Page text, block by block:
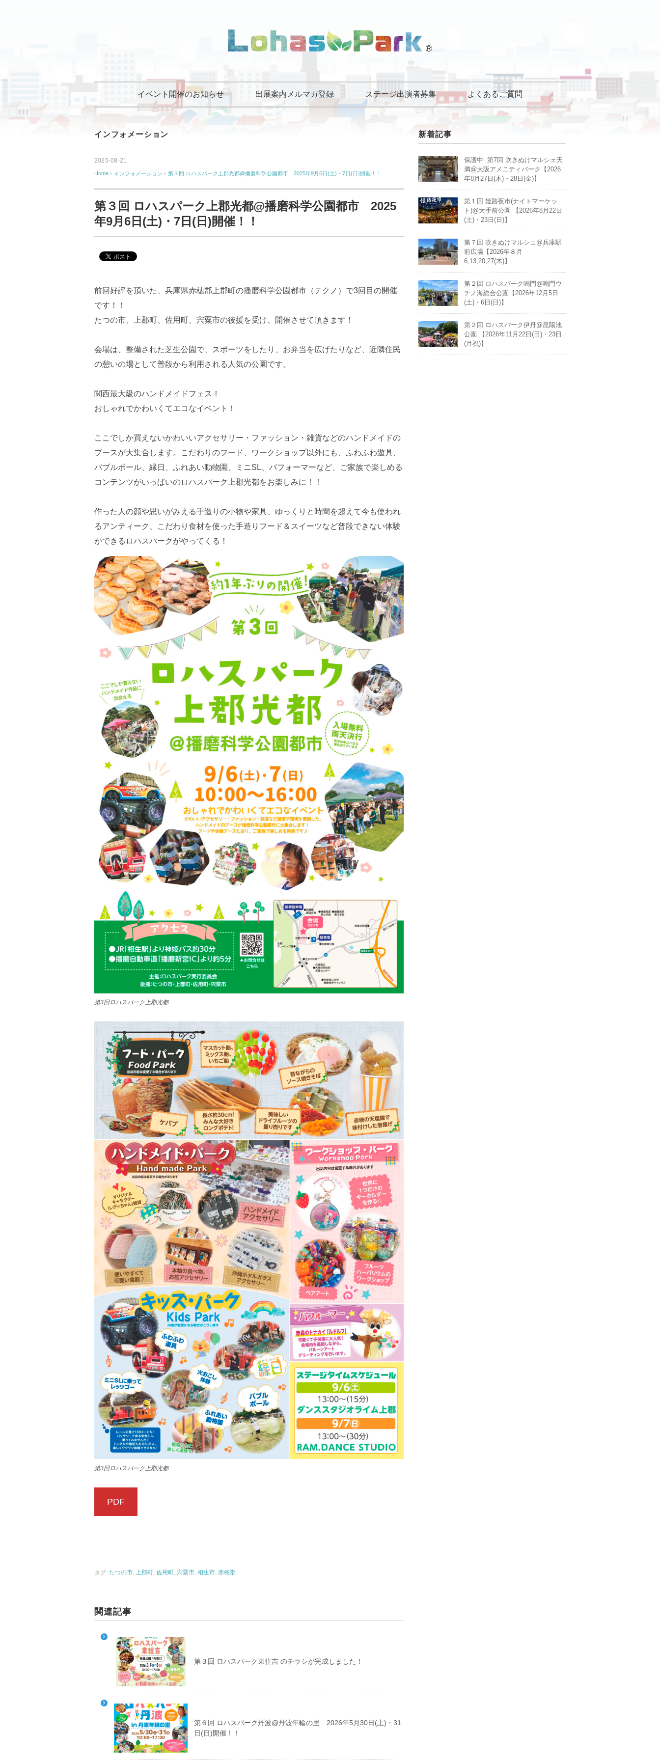
イベント開催のお知らせ 出展案内メルマガ登録 ステージ出演者募集 よくあるご質問
インフォメーション
2025-08-21
Home › インフォメーション › 第３回 ロハスパーク上郡光都@播磨科学公園都市 2025年9月6日(土)・7日(日)開催！！
第３回 ロハスパーク上郡光都@播磨科学公園都市 2025
年9月6日(土)・7日(日)開催！！
前回好評を頂いた、兵庫県赤穂郡上郡町の播磨科学公園都市（テクノ）で3回目の開催
です！！
たつの市、上郡町、佐用町、宍粟市の後援を受け、開催させて頂きます！
会場は、整備された芝生公園で、スポーツをしたり、お弁当を広げたりなど、近隣住民
の憩いの場として普段から利用される人気の公園です。
関西最大級のハンドメイドフェス！
おしゃれでかわいくてエコなイベント！
ここでしか買えないかわいいアクセサリー・ファッション・雑貨などのハンドメイドの
ブースが大集合します。こだわりのフード、ワークショップ以外にも、ふわふわ遊具、
バブルボール、縁日、ふれあい動物園、ミニSL、パフォーマーなど、ご家族で楽しめる
コンテンツがいっぱいのロハスパーク上郡光都をお楽しみに！！
作った人の顔や思いがみえる手造りの小物や家具、ゆっくりと時間を超えて今も使われ
るアンティーク、こだわり食材を使った手造りフード＆スイーツなど普段できない体験
ができるロハスパークがやってくる！
第3回ロハスパーク上郡光都
第3回ロハスパーク上郡光都
PDF
タグ: たつの市, 上郡町, 佐用町, 宍粟市, 相生市, 赤穂郡
関連記事
第３回 ロハスパーク東住吉 のチラシが完成しました！
第６回 ロハスパーク丹波@丹波年輪の里 2026年5月30日(土)・31
日(日)開催！！
新着記事
保護中: 第7回 吹きぬけマルシェ天
満@大阪アメニティパーク【2026
年8月27日(木)・28日(金)】
第１回 姫路夜市(ナイトマーケッ
ト)@大手前公園 【2026年8月22日
(土)・23日(日)】
第７回 吹きぬけマルシェ@兵庫駅
前広場【2026年８月
6,13,20,27(木)】
第２回 ロハスパーク鳴門@鳴門ウ
チノ海総合公園【2026年12月5日
(土)・6日(日)】
第２回 ロハスパーク伊丹@昆陽池
公園 【2026年11月22日(日)・23日
(月祝)】